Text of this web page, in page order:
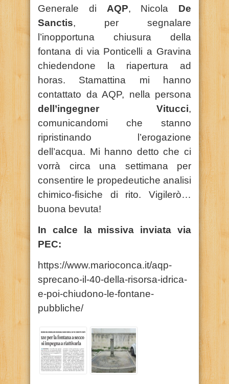
Generale di AQP, Nicola De
Sanctis, per segnalare
l’inopportuna chiusura della
fontana di via Ponticelli a Gravina
chiedendone la riapertura ad
horas. Stamattina mi hanno
contattato da AQP, nella persona
dell’ingegner Vitucci,
comunicandomi che stanno
ripristinando l’erogazione
dell’acqua. Mi hanno detto che ci
vorrà circa una settimana per
consentire le propedeutiche analisi
chimico-fisiche di rito. Vigilerò…
buona bevuta!
In calce la missiva inviata via
PEC:
https://www.marioconca.it/aqp-
sprecano-il-40-della-risorsa-idrica-
e-poi-chiudono-le-fontane-
pubbliche/